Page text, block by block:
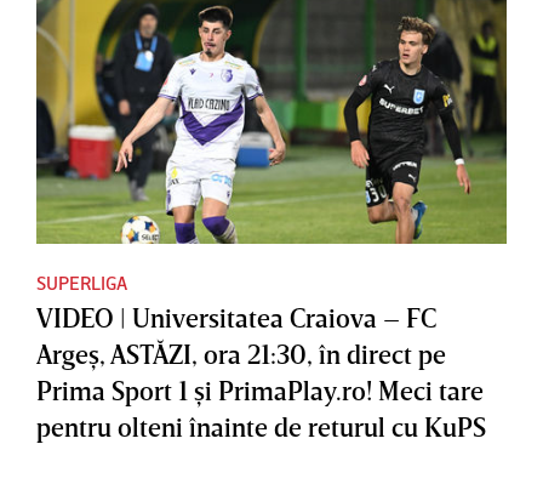
SUPERLIGA
VIDEO | Universitatea Craiova – FC
Argeş, ASTĂZI, ora 21:30, în direct pe
Prima Sport 1 şi PrimaPlay.ro! Meci tare
pentru olteni înainte de returul cu KuPS